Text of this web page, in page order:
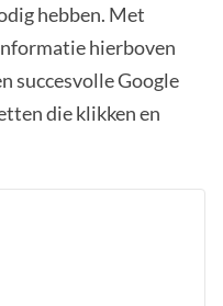
hebben. Met
hierboven
succesvolle Google
die klikken en